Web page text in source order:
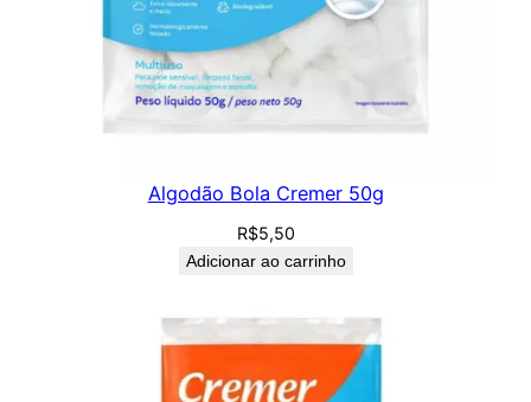
Algodão Bola Cremer 50g
R$5,50
Adicionar ao carrinho